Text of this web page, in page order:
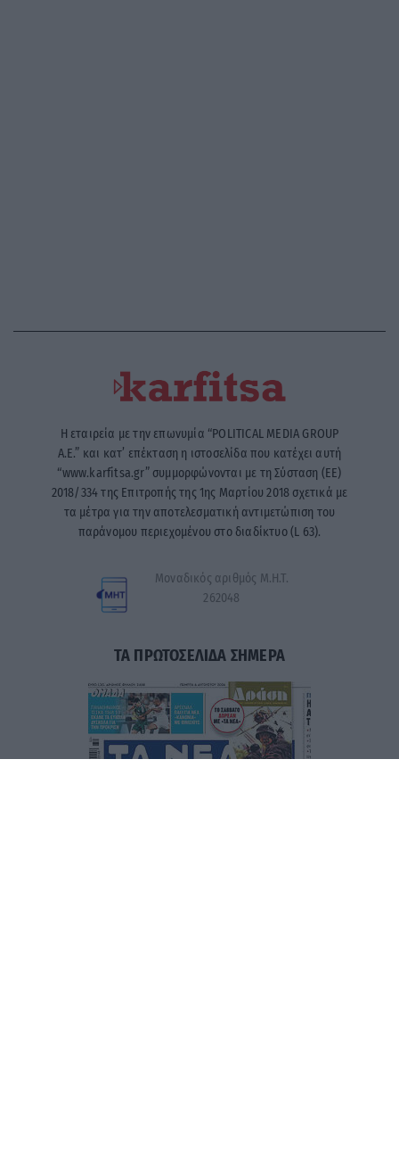
Η εταιρεία με την επωνυμία “POLITICAL MEDIA GROUP
A.E.” και κατ’ επέκταση η ιστοσελίδα που κατέχει αυτή
“www.karfitsa.gr” συμμορφώνονται με τη Σύσταση (ΕΕ)
2018/334 της Επιτροπής της 1ης Μαρτίου 2018 σχετικά με
τα μέτρα για την αποτελεσματική αντιμετώπιση του
παράνομου περιεχομένου στο διαδίκτυο (L 63).
Μοναδικός αριθμός Μ.Η.Τ.
262048
ΤΑ ΠΡΩΤΟΣΕΛΙΔΑ ΣΗΜΕΡΑ